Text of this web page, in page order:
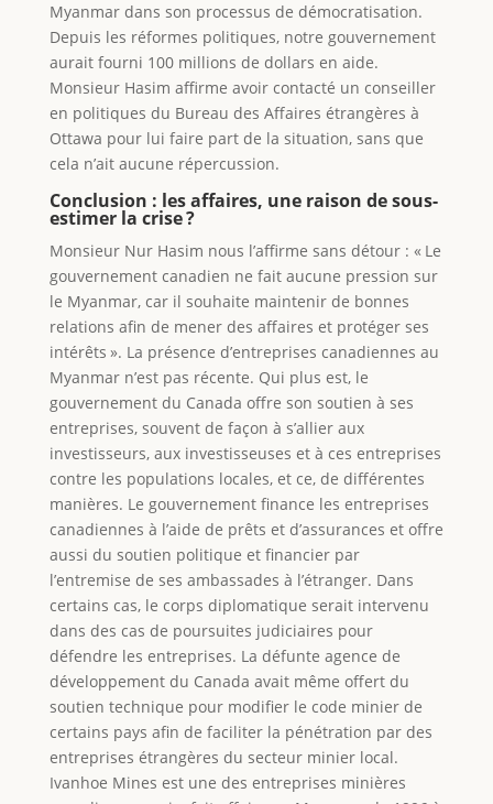
Myanmar dans son processus de démocratisation.
Depuis les réformes politiques, notre gouvernement
aurait fourni 100 millions de dollars en aide.
Monsieur Hasim affirme avoir contacté un conseiller
en politiques du Bureau des Affaires étrangères à
Ottawa pour lui faire part de la situation, sans que
cela n’ait aucune répercussion.
Conclusion : les affaires, une raison de sous-
estimer la crise ?
Monsieur Nur Hasim nous l’affirme sans détour : « Le
gouvernement canadien ne fait aucune pression sur
le Myanmar, car il souhaite maintenir de bonnes
relations afin de mener des affaires et protéger ses
intérêts ». La présence d’entreprises canadiennes au
Myanmar n’est pas récente. Qui plus est, le
gouvernement du Canada offre son soutien à ses
entreprises, souvent de façon à s’allier aux
investisseurs, aux investisseuses et à ces entreprises
contre les populations locales, et ce, de différentes
manières. Le gouvernement finance les entreprises
canadiennes à l’aide de prêts et d’assurances et offre
aussi du soutien politique et financier par
l’entremise de ses ambassades à l’étranger. Dans
certains cas, le corps diplomatique serait intervenu
dans des cas de poursuites judiciaires pour
défendre les entreprises. La défunte agence de
développement du Canada avait même offert du
soutien technique pour modifier le code minier de
certains pays afin de faciliter la pénétration par des
entreprises étrangères du secteur minier local.
Ivanhoe Mines est une des entreprises minières